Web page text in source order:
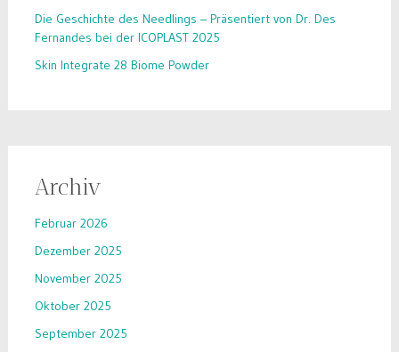
Die Geschichte des Needlings – Präsentiert von Dr. Des
Fernandes bei der ICOPLAST 2025
Skin Integrate 28 Biome Powder
Archiv
Februar 2026
Dezember 2025
November 2025
Oktober 2025
September 2025